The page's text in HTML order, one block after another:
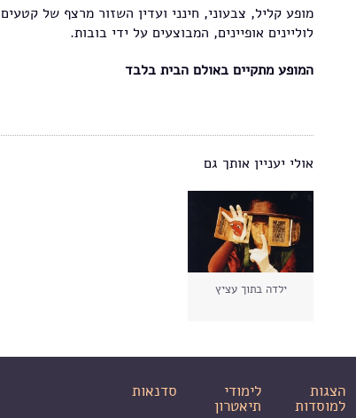
מופע קליל, צבעוני, חינני ועדין השזור מרצף של קטעים
לוליינים אופיינים, המבוצעים על ידי בובות.
המופע מתקיים באולם הבית בלבד
אולי יעניין אותך גם
ילדה בתוך עציץ
הצגות
למוסדות
לימודי
תיאטרון
סדנאות